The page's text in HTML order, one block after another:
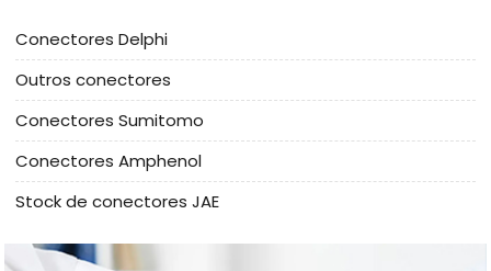
Conectores Delphi
Outros conectores
Conectores Sumitomo
Conectores Amphenol
Stock de conectores JAE